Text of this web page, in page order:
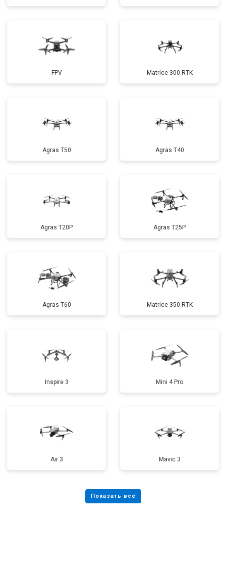
FPV Matrice 300 RTK
Agras T50 Agras T40
Agras T20P Agras T25P
Agras T60 Matrice 350 RTK
Inspire 3 Mini 4 Pro
Air 3 Mavic 3